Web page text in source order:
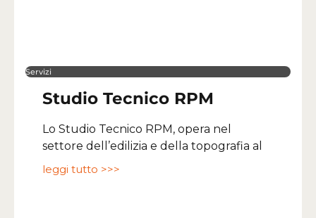
Servizi
Studio Tecnico RPM
Lo Studio Tecnico RPM, opera nel
settore dell’edilizia e della topografia al
leggi tutto >>>